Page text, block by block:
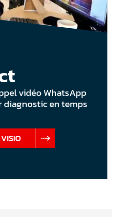
vidéo WhatsApp
diagnostic en temps